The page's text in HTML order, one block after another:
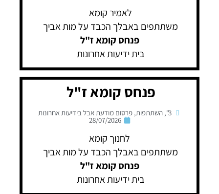
לאמיר קומא
משתתפים באבלך הכבד על מות אביך
פנחס קומא ז"ל
בית ידיעות אחרונות
פנחס קומא ז"ל
3"
, השתתפות, פרסום מודעת אבל בידיעות אחרונות
28/07/2026
לחנוך קומא
משתתפים באבלך הכבד על מות אביך
פנחס קומאז"ל
בית ידיעות אחרונות